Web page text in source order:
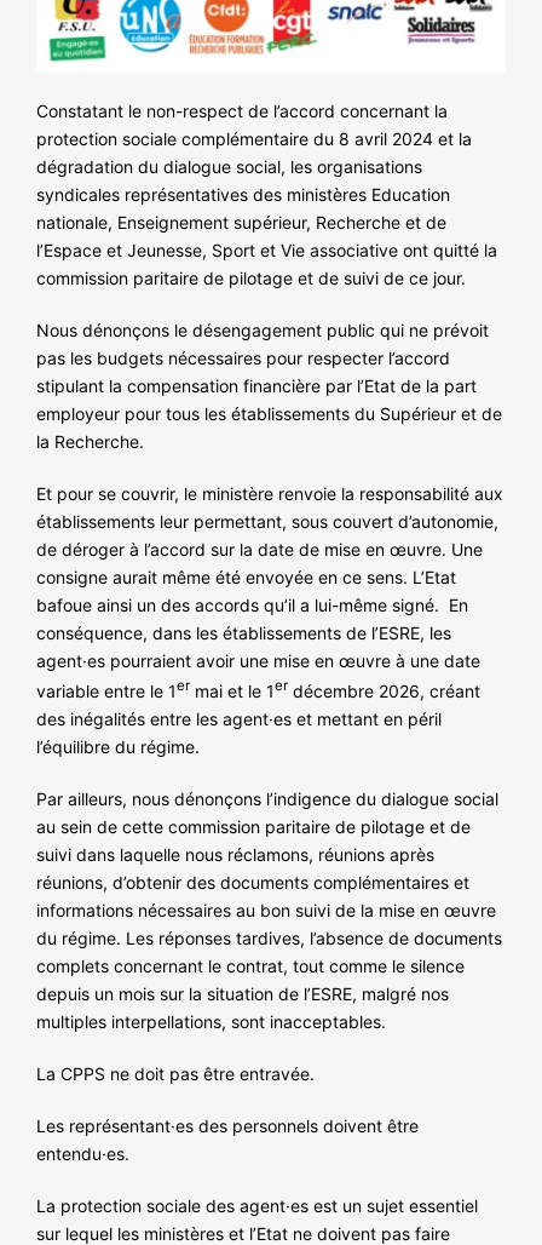
NOS ACTIONS
Constatant le non-respect de l’accord concernant la
protection sociale complémentaire du 8 avril 2024 et la
dégradation du dialogue social, les organisations
syndicales représentatives des ministères Education
nationale, Enseignement supérieur, Recherche et de
l’Espace et Jeunesse, Sport et Vie associative ont quitté la
commission paritaire de pilotage et de suivi de ce jour.
Nous dénonçons le désengagement public qui ne prévoit
pas les budgets nécessaires pour respecter l’accord
stipulant la compensation financière par l’Etat de la part
employeur pour tous les établissements du Supérieur et de
la Recherche.
Et pour se couvrir, le ministère renvoie la responsabilité aux
établissements leur permettant, sous couvert d’autonomie,
de déroger à l’accord sur la date de mise en œuvre. Une
consigne aurait même été envoyée en ce sens. L’Etat
bafoue ainsi un des accords qu’il a lui-même signé. En
conséquence, dans les établissements de l’ESRE, les
agent·es pourraient avoir une mise en œuvre à une date
variable entre le 1ermai et le 1erdécembre 2026, créant
des inégalités entre les agent·es et mettant en péril
l’équilibre du régime.
Par ailleurs, nous dénonçons l’indigence du dialogue social
au sein de cette commission paritaire de pilotage et de
suivi dans laquelle nous réclamons, réunions après
réunions, d’obtenir des documents complémentaires et
informations nécessaires au bon suivi de la mise en œuvre
du régime. Les réponses tardives, l’absence de documents
complets concernant le contrat, tout comme le silence
depuis un mois sur la situation de l’ESRE, malgré nos
multiples interpellations, sont inacceptables.
La CPPS ne doit pas être entravée.
Les représentant·es des personnels doivent être
entendu·es.
La protection sociale des agent·es est un sujet essentiel
sur lequel les ministères et l’Etat ne doivent pas faire